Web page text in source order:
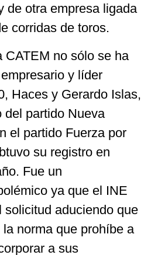
de otra empresa ligada
corridas de toros.
CATEM no sólo se ha
y líder
Haces y Gerardo Islas,
del partido Nueva
el partido Fuerza por
su registro en
Fue un
ya que el INE
solicitud aduciendo que
norma que prohíbe a
a sus